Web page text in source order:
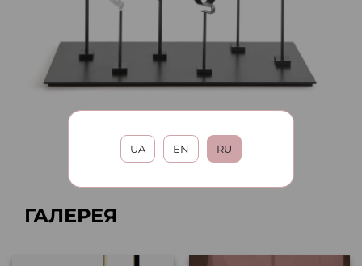
ГАЛЕРЕЯ
RU
UA EN